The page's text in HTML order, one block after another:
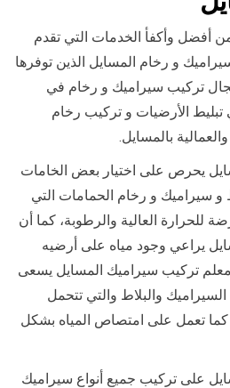
أفضل وأكفأ الخدمات التي تقدم
و رخام المسايل الذين توفرها
تركيب سيراميك و رخام في
تبليط الأرضيات و تركيب رخام
بالمسايل.
يحرص على اختيار بعض الخامات
و سيراميك و رخام الحمامات التي
للحرارة العالية والرطوبة، كما أن
يراعي وجود مياه على أرضيه
معلم تركيب سيراميك المسايل يسعى
والبلاط والتي تتحمل
كما تعمل على امتصاص المياه بشكل
على تركيب جميع أنواع سيراميك